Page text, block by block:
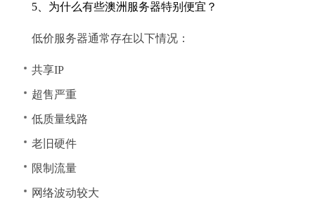
5、为什么有些澳洲服务器特别便宜？
低价服务器通常存在以下情况：
共享IP
超售严重
低质量线路
老旧硬件
限制流量
网络波动较大